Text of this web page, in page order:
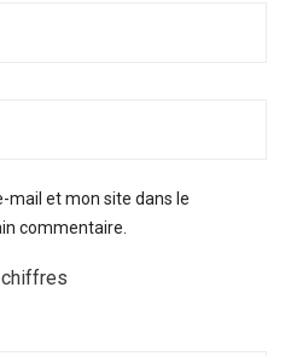
mail et mon site dans le
commentaire.